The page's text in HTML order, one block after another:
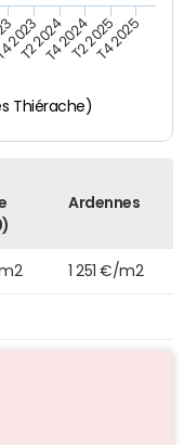
Thiérache)
2023
T2 2024T4 2024T2 2025T4 2025
Ardennes
1 251 €/m2